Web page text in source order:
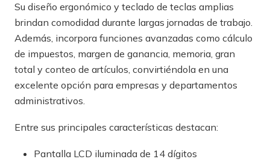
Su diseño ergonómico y teclado de teclas amplias
brindan comodidad durante largas jornadas de trabajo.
Además, incorpora funciones avanzadas como cálculo
de impuestos, margen de ganancia, memoria, gran
total y conteo de artículos, convirtiéndola en una
excelente opción para empresas y departamentos
administrativos.
Entre sus principales características destacan:
Pantalla LCD iluminada de 14 dígitos